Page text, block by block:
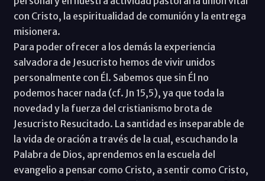
con Cristo, la espiritualidad de comunión y la entrega
misionera.
Para poder ofrecer a los demás la experiencia
salvadora de Jesucristo hemos de vivir unidos
personalmente con Él. Sabemos que sin Él no
podemos hacer nada (cf. Jn 15,5), ya que toda la
novedad y la fuerza del cristianismo brota de
Jesucristo Resucitado. La santidad es inseparable de
la vida de oración a través de la cual, escuchando la
Palabra de Dios, aprendemos en la escuela del
evangelio a pensar como Cristo, a sentir como Cristo,